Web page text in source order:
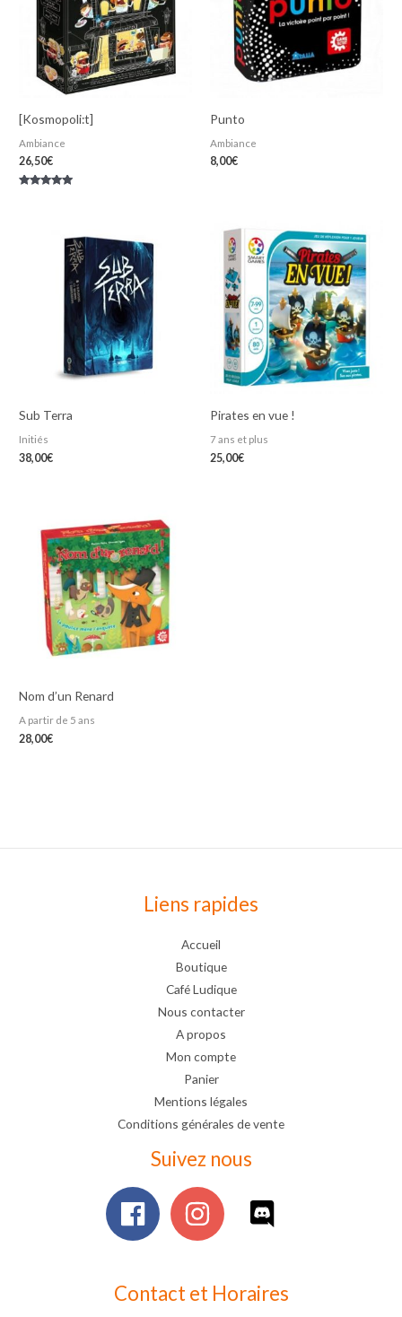
[Kosmopoli:t]
Ambiance
26,50€
Punto
Ambiance
8,00€
Sub Terra
Initiés
38,00€
Pirates en vue !
7 ans et plus
25,00€
Nom d’un Renard
A partir de 5 ans
28,00€
Liens rapides
Accueil
Boutique
Café Ludique
Nous contacter
A propos
Mon compte
Panier
Mentions légales
Conditions générales de vente
Suivez nous
Contact et Horaires